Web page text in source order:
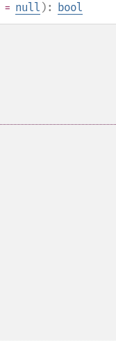
= null ): bool